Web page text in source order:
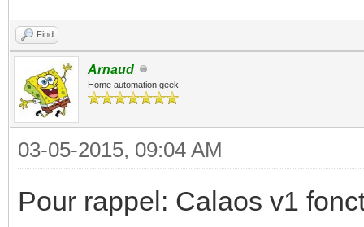
Find
Arnaud
Home automation geek
03-05-2015, 09:04 AM
Pour rappel: Calaos v1